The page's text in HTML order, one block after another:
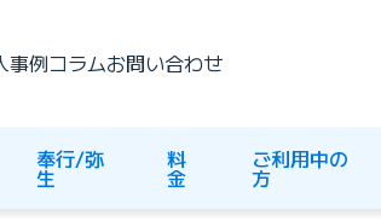
事例コラムお問い合わせ
奉行/弥
生
料
金
ご利用中の
方